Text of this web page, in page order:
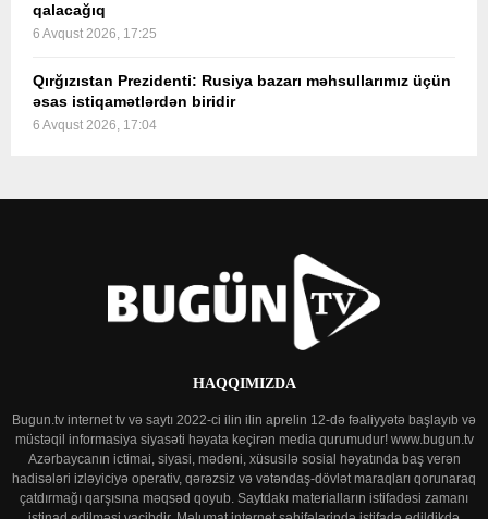
qalacağıq
6 Avqust 2026, 17:25
Qırğızıstan Prezidenti: Rusiya bazarı məhsullarımız üçün
əsas istiqamətlərdən biridir
6 Avqust 2026, 17:04
HAQQIMIZDA
Bugun.tv internet tv və saytı 2022-ci ilin ilin aprelin 12-də fəaliyyətə başlayıb və
müstəqil informasiya siyasəti həyata keçirən media qurumudur! www.bugun.tv
Azərbaycanın ictimai, siyasi, mədəni, xüsusilə sosial həyatında baş verən
hadisələri izləyiciyə operativ, qərəzsiz və vətəndaş-dövlət maraqları qorunaraq
çatdırmağı qarşısına məqsəd qoyub. Saytdakı materialların istifadəsi zamanı